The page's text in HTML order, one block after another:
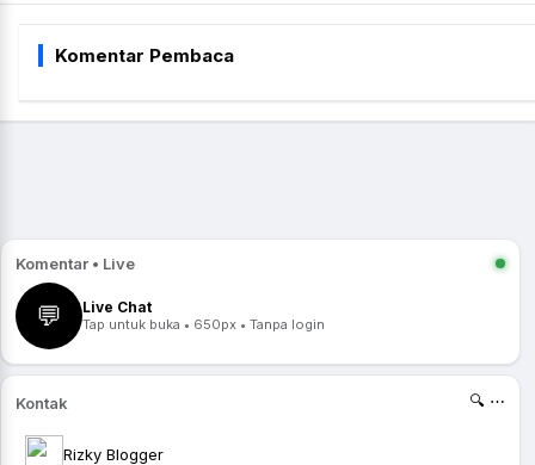
Komentar Pembaca
Komentar • Live
💬 Live Chat
Tap untuk buka • 650px • Tanpa login
Kontak 🔍 ⋯
Rizky Blogger